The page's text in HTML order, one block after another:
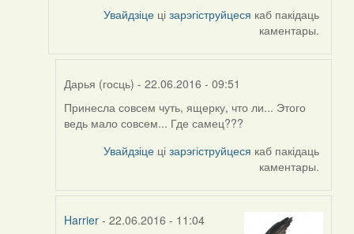
Увайдзіце цізарэгіструйцеся каб пакідаць
каментары.
Дарья (госць) - 22.06.2016 - 09:51
In
reply
(госць)
Принесла совсем чуть, ящерку, что ли... Этого
ведь мало совсем... Где самец???
Увайдзіце цізарэгіструйцеся каб пакідаць
каментары.
Harrier - 22.06.2016 - 11:04